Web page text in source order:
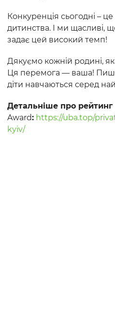
Конкуренція сьогодні –
дитинства. І ми щасливі,
задає цей високий темп!
Дякуємо кожній родині,
Ця перемога — ваша!
діти навчаються серед
Детальніше про рейтинг
Award: https://uba.top/
kyiv/